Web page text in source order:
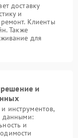
доставку
и
Клиенты
Также
для
и
инструментов,
данными:
и